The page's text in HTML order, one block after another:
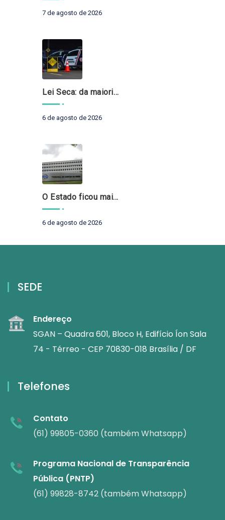
7 de agosto de 2026
Lei Seca: da maioridade à maturidade
6 de agosto de 2026
O Estado ficou mais complexo. O controle precisa acompanhar
6 de agosto de 2026
SEDE
Endereço
SGAN – Quadra 601, Bloco H, Edifício Íon Sala
74 - Térreo - CEP 70830-018 Brasília / DF
Telefones
Contato
(61) 99805-0360 (também Whatsapp)
Programa Nacional de Transparência
Pública (PNTP)
(61) 99828-8742 (também Whatsapp)